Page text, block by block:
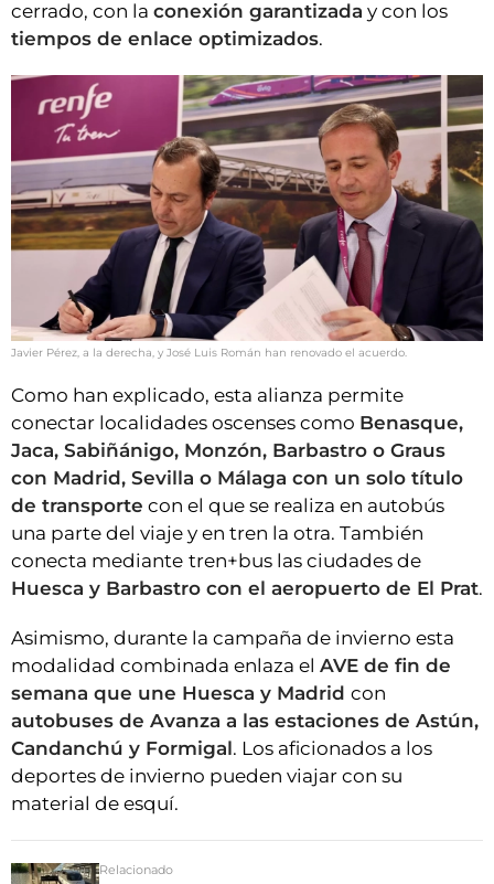
cerrado, con la conexión garantizada y con los
tiempos de enlace optimizados.
Javier Pérez, a la derecha, y José Luis Román han renovado el acuerdo.
Como han explicado, esta alianza permite
conectar localidades oscenses como Benasque,
Jaca, Sabiñánigo, Monzón, Barbastro o Graus
con Madrid, Sevilla o Málaga con un solo título
de transporte con el que se realiza en autobús
una parte del viaje y en tren la otra. También
conecta mediante tren+bus las ciudades de
Huesca y Barbastro con el aeropuerto de El Prat.
Asimismo, durante la campaña de invierno esta
modalidad combinada enlaza el AVE de fin de
semana que une Huesca y Madrid con
autobuses de Avanza a las estaciones de Astún,
Candanchú y Formigal. Los aficionados a los
deportes de invierno pueden viajar con su
material de esquí.
Relacionado